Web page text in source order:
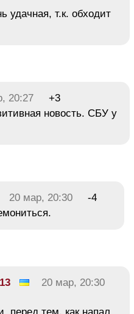
удачная, т.к. обходит
20:27
+3
новость. СБУ у
20 мар, 20:30
-4
20 мар, 20:30